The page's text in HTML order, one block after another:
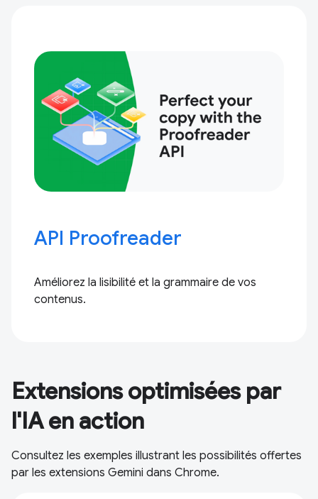
API Proofreader
Améliorez la lisibilité et la grammaire de vos
contenus.
Extensions optimisées par
l'IA en action
Consultez les exemples illustrant les possibilités offertes
par les extensions Gemini dans Chrome.